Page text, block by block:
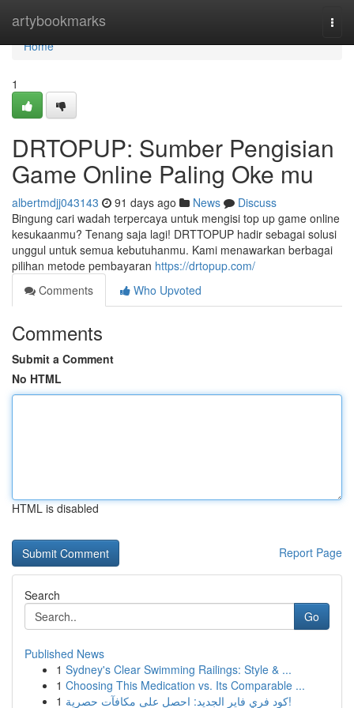
artybookmarks
Home
Home
1
DRTOPUP: Sumber Pengisian
Game Online Paling Oke mu
albertmdjj043143 91 days ago News
Discuss
Bingung cari wadah terpercaya untuk mengisi top up game online
kesukaanmu? Tenang saja lagi! DRTTOPUP hadir sebagai solusi
unggul untuk semua kebutuhanmu. Kami menawarkan berbagai
pilihan metode pembayaran https://drtopup.com/
Comments
Who Upvoted
Comments
Submit a Comment
No HTML
HTML is disabled
Report Page
Search
Go
Published News
1 Sydney's Clear Swimming Railings: Style & ...
1 Choosing This Medication vs. Its Comparable ...
1
كود فري فاير الجديد: احصل على مكافآت حصرية!